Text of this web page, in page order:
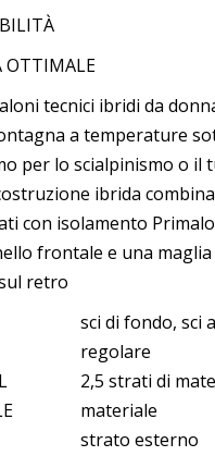
OTTIMALE
tecnici ibridi da
a temperature
per lo scialpinismo o il
ibrida
con isolamento
frontale e una
retro
sci di fondo, sci
regolare
2,5 strati di
materiale
strato esterno